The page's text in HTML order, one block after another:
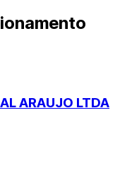
ARAUJO LTDA